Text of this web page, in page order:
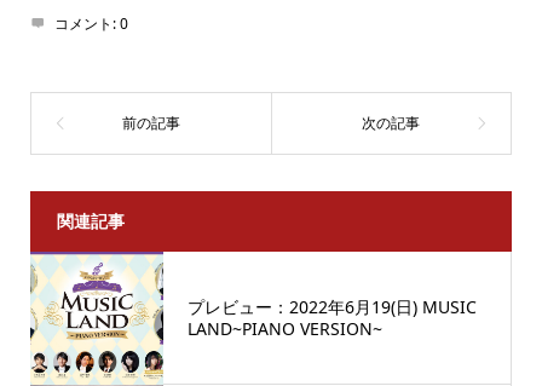
コメント:0
関連記事
プレビュー：2022年6月19(日) MUSIC
LAND~PIANO VERSION~